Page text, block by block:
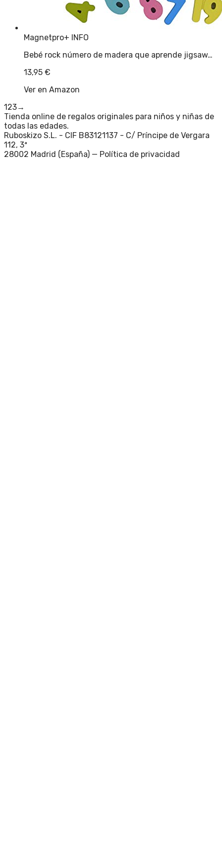
Magnetpro+ INFO
Bebé rock número de madera que aprende jigsaw…
13,95 €
Ver en Amazon
123→
Tienda online de regalos originales para niños y niñas de
todas las edades.
Ruboskizo S.L. - CIF B83121137 - C/ Príncipe de Vergara
112, 3ª
28002 Madrid (España) — Política de privacidad